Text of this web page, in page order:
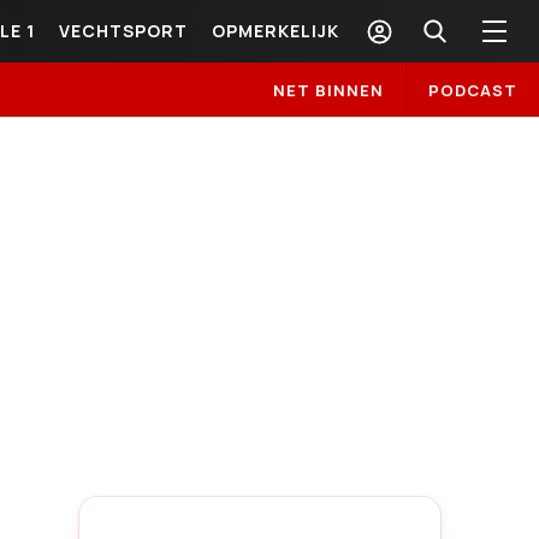
1 VECHTSPORT OPMERKELIJK
NET BINNEN PODCAST